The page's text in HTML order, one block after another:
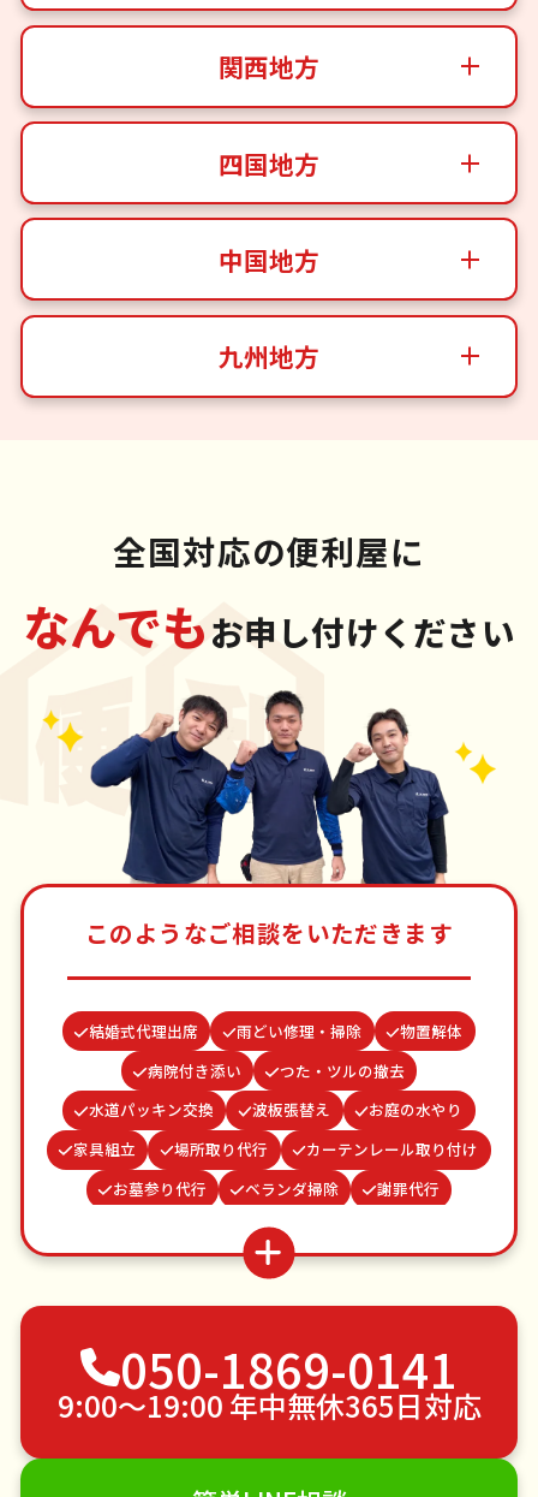
関西地方
四国地方
中国地方
九州地方
全国対応の便利屋に
なんでもお申し付けください
このようなご相談をいただきます
結婚式代理出席 雨どい修理・掃除
物置解体
病院付き添い
つた・ツルの撤去
水道パッキン交換
波板張替え
お庭の水やり
家具組立
場所取り代行
カーテンレール取り付け
お墓参り代行
ベランダ掃除
謝罪代行
買い物代行
網戸張替え
遺品整理・生前整理
クモの駆除
並び代行
不用品回収
ゴミ屋敷片付け
植木の剪定
植木の伐採
手すり取り付け
ペットのお世話
エアコンクリーニング
DIY・日曜大工
ハウスクリーニング
050-1869-0141
9:00〜19:00 年中無休365日対応